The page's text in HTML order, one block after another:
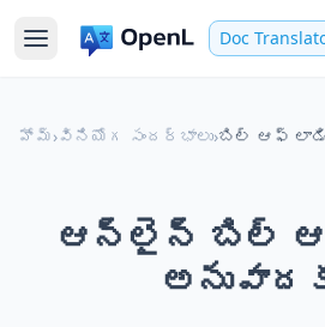
Doc
హోమ్›వినియోగ సందర్భాలు›బిల్ ఆఫ్
ఆన్‌లైన్ బిల్